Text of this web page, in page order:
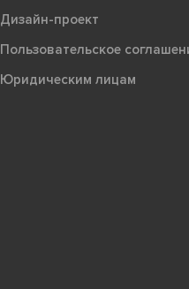
Дизайн-проект
Пользовательское
Юридическим лицам